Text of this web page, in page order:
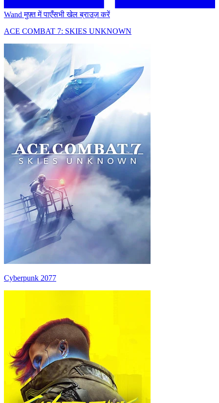
Wand मुफ़्त में पाएँसभी खेल ब्राउज़ करें
ACE COMBAT 7: SKIES UNKNOWN
Cyberpunk 2077